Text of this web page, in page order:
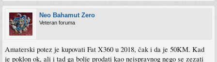
Neo Bahamut Zero
Veteran foruma
Amaterski potez je kupovati Fat X360 u 2018, čak i da je 50KM. Kad
je poklon ok, ali i tad ga bolje prodati kao neispravnog nego se zezati